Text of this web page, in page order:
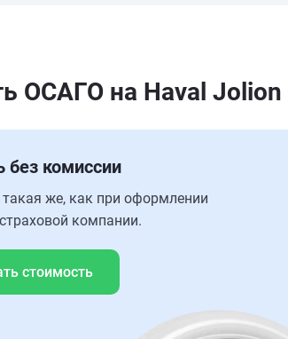
ОСАГО на Haval Jolion
без комиссии
же, как при оформлении
компании.
стоимость